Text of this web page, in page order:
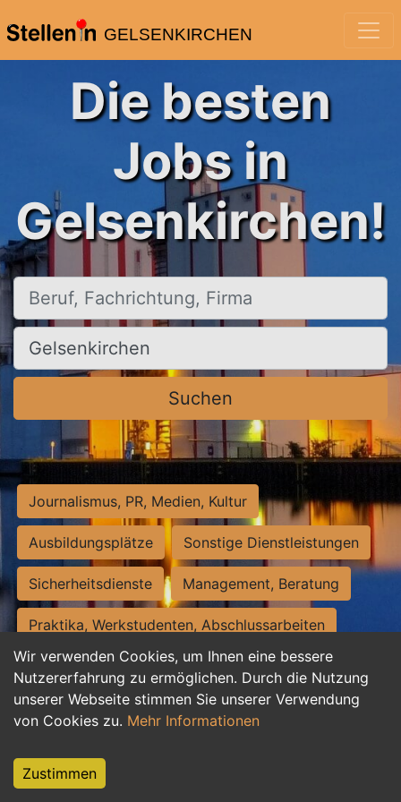
GELSENKIRCHEN
Wir verwenden Cookies, um Ihnen eine bessere
Nutzererfahrung zu ermöglichen. Durch die Nutzung
unserer Webseite stimmen Sie unserer Verwendung
von Cookies zu. Mehr Informationen
Zustimmen
Die besten
Jobs in
Gelsenkirchen!
Beruf, Fachrichtung, Firma
Ort, Stadt
Suchen
Journalismus, PR, Medien, Kultur
Ausbildungsplätze Sonstige Dienstleistungen
Sicherheitsdienste Management, Beratung
Praktika, Werkstudenten, Abschlussarbeiten
Personalwesen Assistenz, Sekretariat
Hilfskräfte, Aushilfs- und Nebenjobs
Weiterbildung, Studium, duale Ausbildung